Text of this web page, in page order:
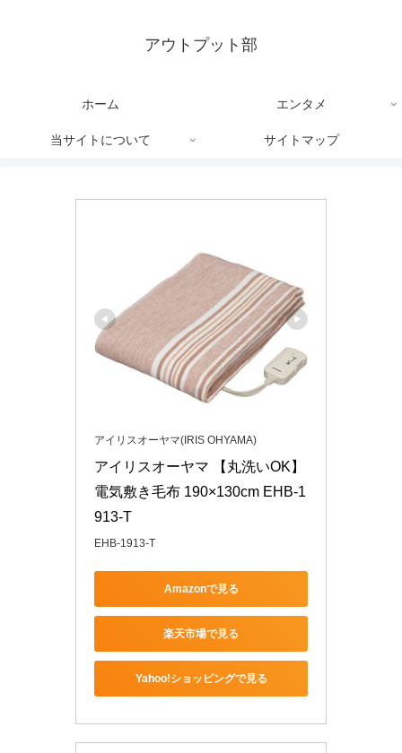
アウトプット部
ホーム エンタメ
当サイトについて サイトマップ
アイリスオーヤマ(IRIS OHYAMA)
アイリスオーヤマ 【丸洗いOK】
電気敷き毛布 190×130cm EHB-1
913-T
EHB-1913-T
Amazonで見る
楽天市場で見る
Yahoo!ショッピングで見る